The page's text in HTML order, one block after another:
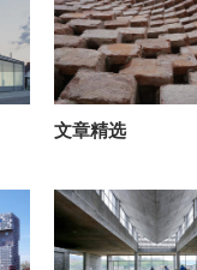
文章精选